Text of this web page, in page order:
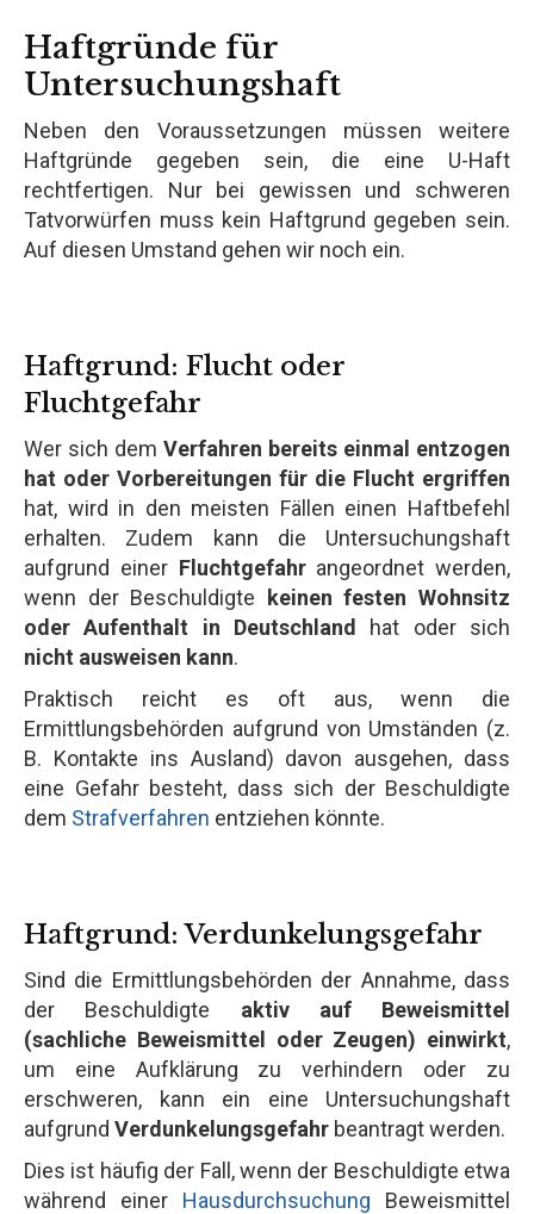
Haftgründe für
Untersuchungshaft
Neben den Voraussetzungen müssen weitere
Haftgründe gegeben sein, die eine U-Haft
rechtfertigen. Nur bei gewissen und schweren
Tatvorwürfen muss kein Haftgrund gegeben sein.
Auf diesen Umstand gehen wir noch ein.
Haftgrund: Flucht oder
Fluchtgefahr
Wer sich dem Verfahren bereits einmal entzogen
hat oder Vorbereitungen für die Flucht ergriffen
hat, wird in den meisten Fällen einen Haftbefehl
erhalten. Zudem kann die Untersuchungshaft
aufgrund einer Fluchtgefahrangeordnet werden,
wenn der Beschuldigte keinen festen Wohnsitz
oder Aufenthalt in Deutschland hat oder sich
nicht ausweisen kann.
Praktisch reicht es oft aus, wenn die
Ermittlungsbehörden aufgrund von Umständen (z.
B. Kontakte ins Ausland) davon ausgehen, dass
eine Gefahr besteht, dass sich der Beschuldigte
dem Strafverfahren entziehen könnte.
Haftgrund: Verdunkelungsgefahr
Sind die Ermittlungsbehörden der Annahme, dass
der Beschuldigte aktiv auf Beweismittel
(sachliche Beweismittel oder Zeugen) einwirkt,
um eine Aufklärung zu verhindern oder zu
erschweren, kann ein eine Untersuchungshaft
aufgrund Verdunkelungsgefahr beantragt werden.
Dies ist häufig der Fall, wenn der Beschuldigte etwa
während einer Hausdurchsuchung Beweismittel